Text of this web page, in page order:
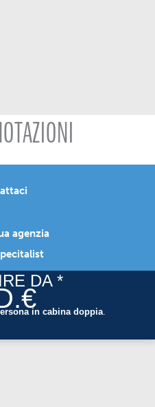
agenzia
DA *
in cabina doppia.